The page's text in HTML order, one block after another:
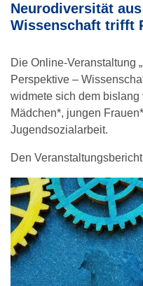
Neurodiversität
Wissenschaft trifft
Die Online-Veranstaltung
Perspektive –
widmete sich dem
Mädchen*, jungen
Jugendsozialarbeit.
Den